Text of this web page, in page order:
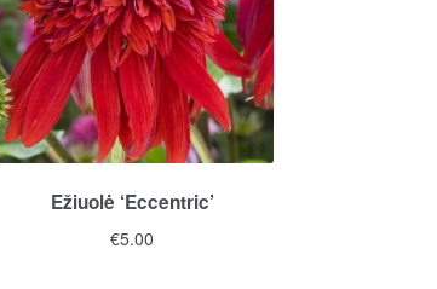
Ežiuolė ‘Eccentric’
€5.00